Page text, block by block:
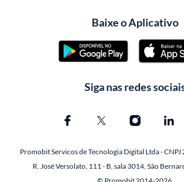
Baixe o Aplicativo
Siga nas redes
Promobit Servicos de Tecnologia Digital Ltda -
R. José Versolato, 111 - B, sala 3014, São